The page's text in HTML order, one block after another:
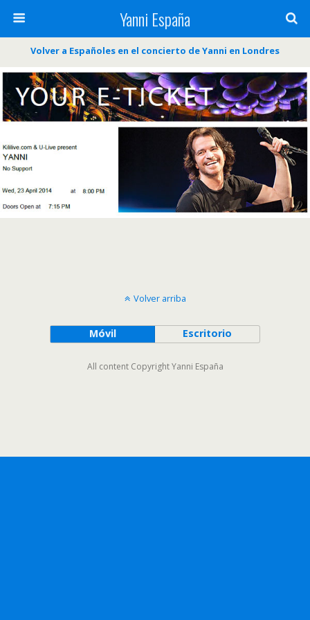
Yanni España
Volver a Españoles en el concierto de Yanni en Londres
Volver arriba
Móvil Escritorio
All content Copyright Yanni España